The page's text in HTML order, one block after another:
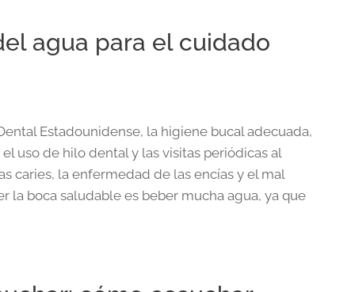
agua para el cuidado
Estadounidense, la higiene bucal adecuada,
uso de hilo dental y las visitas periódicas al
caries, la enfermedad de las encías y el mal
la boca saludable es beber mucha agua, ya que